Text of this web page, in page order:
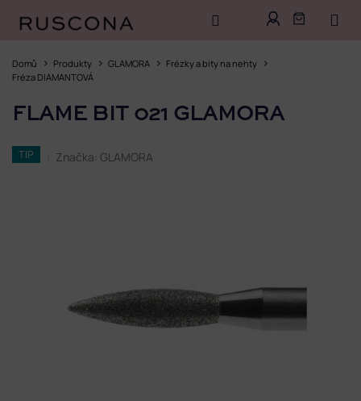
obsah
Domů Produkty GLAMORA
Frézky a bity na nehty
Fréza DIAMANTOVÁ
FLAME BIT 021 GLAMORA
TIP Značka: GLAMORA